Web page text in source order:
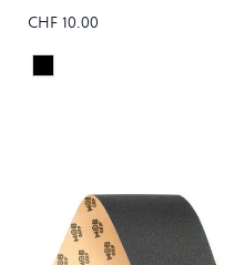
CHF 10.00
Colour
Black